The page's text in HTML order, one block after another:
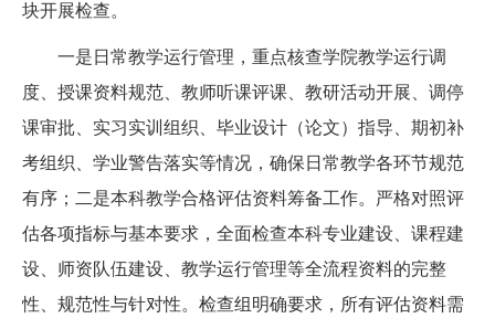
块开展检查。
一是日常教学运行管理，重点核查学院教学运行调
度、授课资料规范、教师听课评课、教研活动开展、调停
课审批、实习实训组织、毕业设计（论文）指导、期初补
考组织、学业警告落实等情况，确保日常教学各环节规范
有序；二是本科教学合格评估资料筹备工作。严格对照评
估各项指标与基本要求，全面检查本科专业建设、课程建
设、师资队伍建设、教学运行管理等全流程资料的完整
性、规范性与针对性。检查组明确要求，所有评估资料需